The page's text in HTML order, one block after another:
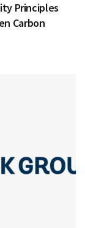
Principles
Carbon